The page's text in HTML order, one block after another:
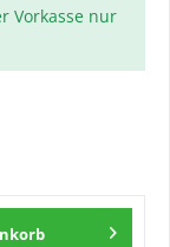
Vorkasse nur